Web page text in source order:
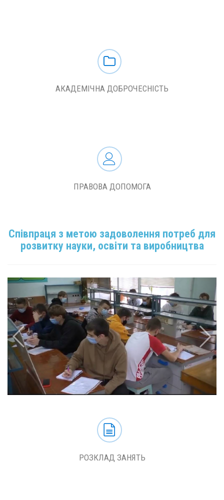
АКАДЕМІЧНА ДОБРОЧЕСНІСТЬ
ПРАВОВА ДОПОМОГА
Співпраця з метою задоволення потреб для
розвитку науки, освіти та виробництва
РОЗКЛАД ЗАНЯТЬ